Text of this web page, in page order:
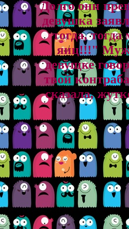
Долго они
девушка
тогда,
яиц!!!"
девущке
твой
сказала,